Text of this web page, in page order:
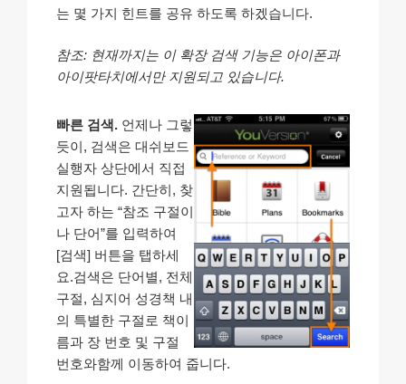
는 몇 가지 힌트를 공유 하도록 하겠습니다.
참조: 현재까지는 이 확장 검색 기능은 아이폰과
아이팟타치에서만 지원되고 있습니다.
빠른 검색. 언제나 그렇
듯이, 검색은 대쉬보드
실행자 상단에서 직접
지원됩니다. 간단히, 찾
고자 하는 “참조 구절이
나 단어”를 입력하여
[검색] 버튼을 탭하세
요.검색은 단어별, 전체
구절, 심지어 성경책 내
의 특별한 구절로 책이
름과 장 번호 및 구절
번호와함께 이동하여 줍니다.